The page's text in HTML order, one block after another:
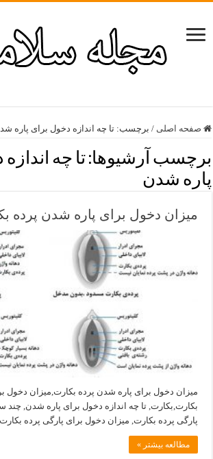
صفحه اصلی / برچسب:تا چه اندازه دخول برای پاره
برچسب آرشیوها:تا چه
پاره شدن
میزان دخول برای پاره شدن پرده
میزان دخول برای پاره شدن پرده بکارت,میزان دخول
بکارت,بکارت, تا چه اندازه دخول برای پاره شدن, چند
پارگی پرده بکارت, میزان دخول برای پارگی پرده بکارت
مطالعه بیشتر »